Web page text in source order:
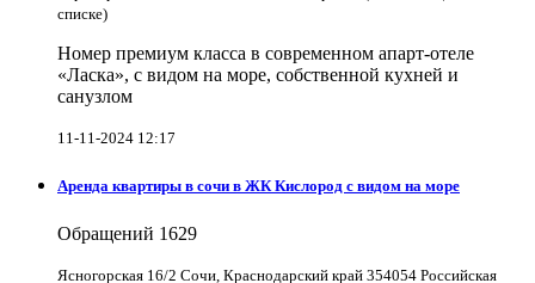
списке)
Номер премиум класса в современном апарт-отеле
«Ласка», с видом на море, собственной кухней и
санузлом
11-11-2024 12:17
Аренда квартиры в сочи в ЖК Кислород с видом на море
Обращений 1629
Ясногорская 16/2 Сочи, Краснодарский край 354054 Российская